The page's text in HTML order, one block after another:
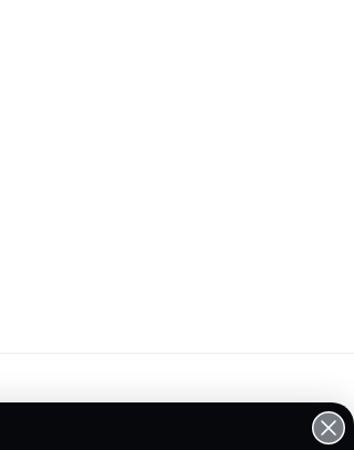
Mijn account